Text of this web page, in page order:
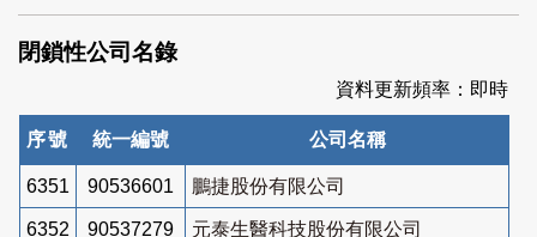
索
閉鎖性公司名錄
資料更新頻率：即時
序號 統一編號 公司名稱
6351 90536601 鵬捷股份有限公司
6352 90537279 元泰生醫科技股份有限公司